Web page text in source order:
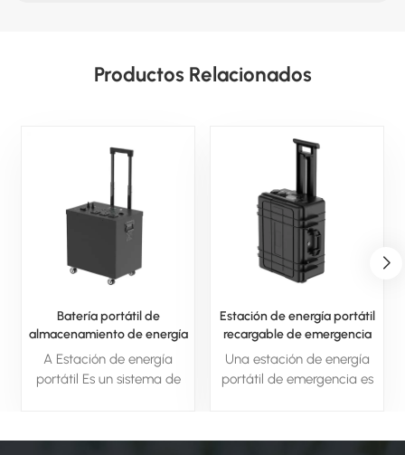
Productos Relacionados
Batería portátil de
almacenamiento de energía
LIFePO4 de 2480 Wh para
camping al aire libre y
suministro de energía de
A Estación de energía
portátil Es un sistema de
electricidad para
Estación de energía portátil
recargable de emergencia
para camping al aire libre de
3584 Wh
Una estación de energía
portátil de emergencia es
proporcionar electricidad